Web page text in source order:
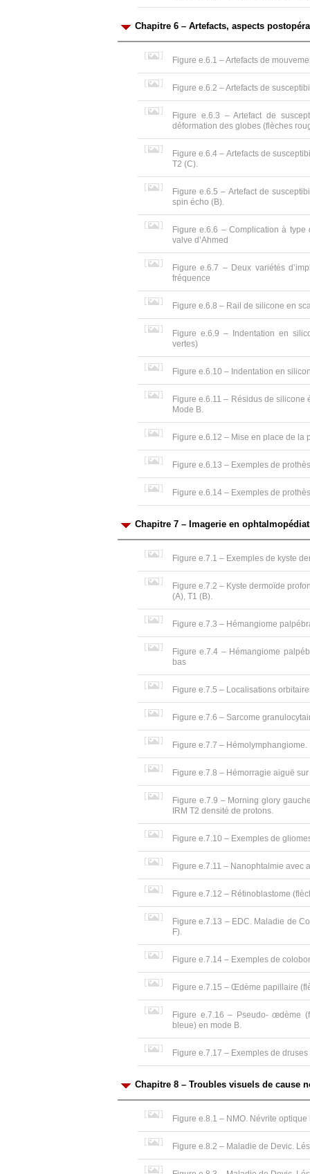
Chapitre 6 – Artefacts, aspects
Figure e.6.1 – Artefacts de
Figure e.6.2 – Artefacts de
Figure e.6.3 – Artefact de
déformation des globes (flèches
Figure e.6.4 – Artefacts de
T2 (C).
Figure e.6.5 – Artefact de
spin écho (B).
Figure e.6.6 – Complication à
valve d’Ahmed
Figure e.6.7 – Deux variétés
fréquence
Figure e.6.8 – Rail de silicone en
Figure e.6.9 – Indentation en
vertes)
Figure e.6.10 – Indentation en
Figure e.6.11 – Résidus de
Mode B.
Figure e.6.12 – Mise en place de la
Figure e.6.13 – Exemples de
Figure e.6.14 – Exemples de
Chapitre 7 – Imagerie en
Figure e.7.1 – Exemples de kyste
Figure e.7.2 – Kyste dermoïde
(A), T1 (B).
Figure e.7.3 – Hémangiome
Figure e.7.4 – Hémangiome
bas
Figure e.7.5 – Localisations
Figure e.7.6 – Sarcome
Figure e.7.7 –
Figure e.7.8 – Hémorragie aiguë
Figure e.7.9 – Morning glory
IRM T2 densité de protons.
Figure e.7.10 – Exemples de
Figure e.7.11 – Nanophtalmie avec
Figure e.7.12 – Rétinoblastome
Figure e.7.13 – EDC. Maladie de
F).
Figure e.7.14 – Exemples de
Figure e.7.15 – Œdème papillaire
Figure e.7.16 – Pseudo- œdème
bleue) en mode B.
Figure e.7.17 – Exemples de
Chapitre 8 – Troubles visuels de cause
Figure e.8.1 – NMO. Névrite
Figure e.8.2 – Maladie de Devic.